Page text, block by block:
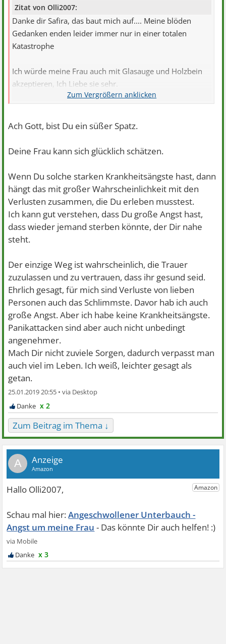
Zitat von Olli2007:
Danke dir Safira, das baut mich auf.... Meine blöden
Gedanken enden leider immer nur in einer totalen
Katastrophe
Ich würde meine Frau auch mit Glasauge und Holzbein
akzeptieren, Ich Liebe sie sehr.
Ach Gott, bist Du ein süßer Spatz.
Deine Frau kann sich glücklich schätzen.
Wenn Du solche starken Krankheitsängste hast, dann
hängt das mit großer Wahrscheinlichkeit mit den
Verlusten zusammen, die Du erleben musstest.
Ich kann gut verstehen, dass Du große Angst hast,
dass wieder jemand sterben könnte, der Dir nahe
steht.
Der einzige Weg ist wahrscheinlich, die Trauer
zuzulassen und zu vertrauen, dass ihr gesund seid.
Ehrlich gesagt, für mich sind Verluste von lieben
Personen auch das Schlimmste. Davor hab ich auch
große Angst. Aber ich habe keine Krankheitsängste.
Panikattacken sind aber auch nicht unbedingt
angenehmer.
Mach Dir nicht zuviele Sorgen, dadurch verpasst man
auch viel im Leben. Ich weiß, leichter gesagt als
getan.
25.01.2019 20:55 •
x 2
Zum Beitrag im Thema ↓
A
Angeschwollener Unterbauch -
Angst um meine Frau
x 3